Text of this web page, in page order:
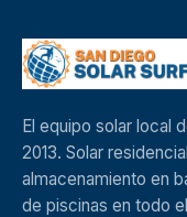
El equipo solar local
2013. Solar
almacenamiento en
de piscinas en todo